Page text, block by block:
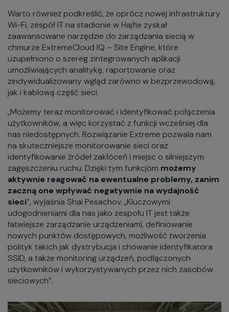
Warto również podkreślić, że oprócz nowej infrastruktury
Wi-Fi, zespół IT na stadionie w Hajfie zyskał
zaawansowane narzędzie do zarządzania siecią w
chmurze ExtremeCloud IQ – Site Engine, które
uzupełniono o szereg zintegrowanych aplikacji
umożliwiających analitykę, raportowanie oraz
zindywidualizowany wgląd zarówno w bezprzewodową,
jak i kablową część sieci.
„Możemy teraz monitorować i identyfikować połączenia
użytkowników, a więc korzystać z funkcji wcześniej dla
nas niedostępnych. Rozwiązanie Extreme pozwala nam
na skuteczniejsze monitorowanie sieci oraz
identyfikowanie źródeł zakłóceń i miejsc o silniejszym
zagęszczeniu ruchu. Dzięki tym funkcjom możemy
aktywnie reagować na ewentualne problemy, zanim
zaczną one wpływać negatywnie na wydajność
sieci”, wyjaśnia Shai Pesachov. „Kluczowymi
udogodnieniami dla nas jako zespołu IT jest także
łatwiejsze zarządzanie urządzeniami, definiowanie
nowych punktów dostępowych, możliwość tworzenia
polityk takich jak dystrybucja i chowanie identyfikatora
SSID, a także monitoring urządzeń, podłączonych
użytkowników i wykorzystywanych przez nich zasobów
sieciowych”.